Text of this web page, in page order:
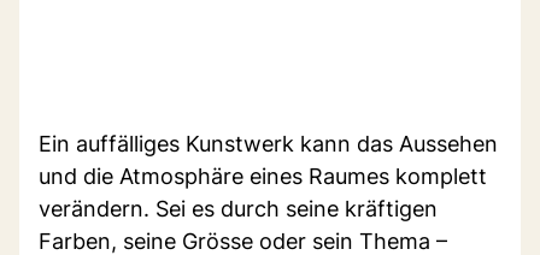
Ein auffälliges Kunstwerk kann das Aussehen
und die Atmosphäre eines Raumes komplett
verändern. Sei es durch seine kräftigen
Farben, seine Grösse oder sein Thema –